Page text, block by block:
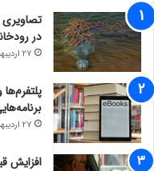
تصاویری
در
27 اردیبهشت 1401
27 اردیبهشت 1401
افزایش